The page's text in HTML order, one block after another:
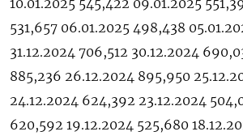
10.01.2025 545,422 09.01.2025
531,657 06.01.2025 498,438
31.12.2024 706,512 30.12.2024
885,236 26.12.2024 895,950
24.12.2024 624,392 23.12.2024
620,592 19.12.2024 525,680